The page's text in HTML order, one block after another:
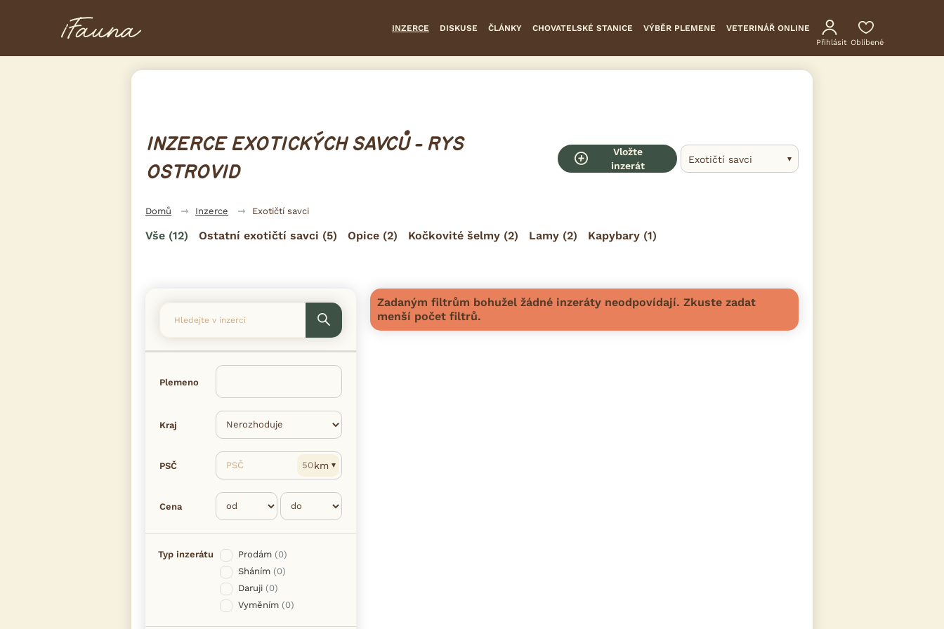
INZERCE DISKUSE ČLÁNKY CHOVATELSKÉ STANICE VÝBĚR PLEMENE VETERINÁŘ ONLINE
Přihlásit Oblíbené
INZERCE EXOTICKÝCH SAVCŮ - RYS
OSTROVID
Vložte
inzerát
Exotičtí savci
Domů Inzerce Exotičtí savci
Vše (12) Ostatní exotičtí savci (5) Opice (2) Kočkovité šelmy (2) Lamy (2) Kapybary (1)
Plemeno
Kraj
PSČ PSČ km
Cena
Typ inzerátu Prodám (0)
Sháním (0)
Daruji (0)
Vyměním (0)
Zadaným filtrům bohužel žádné inzeráty neodpovídají. Zkuste zadat
menší počet filtrů.